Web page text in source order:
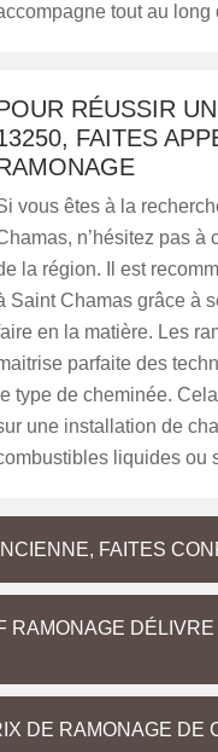
tout au long
RÉUSSIR
FAITES
vous êtes à la
n’hésitez pas à
la région. Il est
Saint Chamas grâce à
en la matière. Les
parfaite des
le type de cheminée.
une installation de
liquides ou
FAITES
RAMONAGE
DE RAMONAGE DE